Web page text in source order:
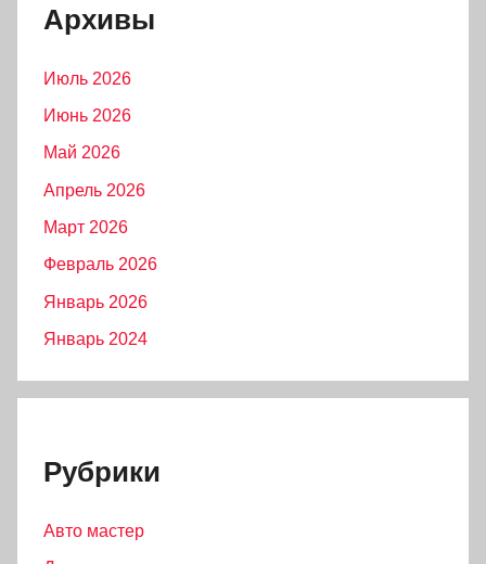
Архивы
Июль 2026
Июнь 2026
Май 2026
Апрель 2026
Март 2026
Февраль 2026
Январь 2026
Январь 2024
Рубрики
Авто мастер